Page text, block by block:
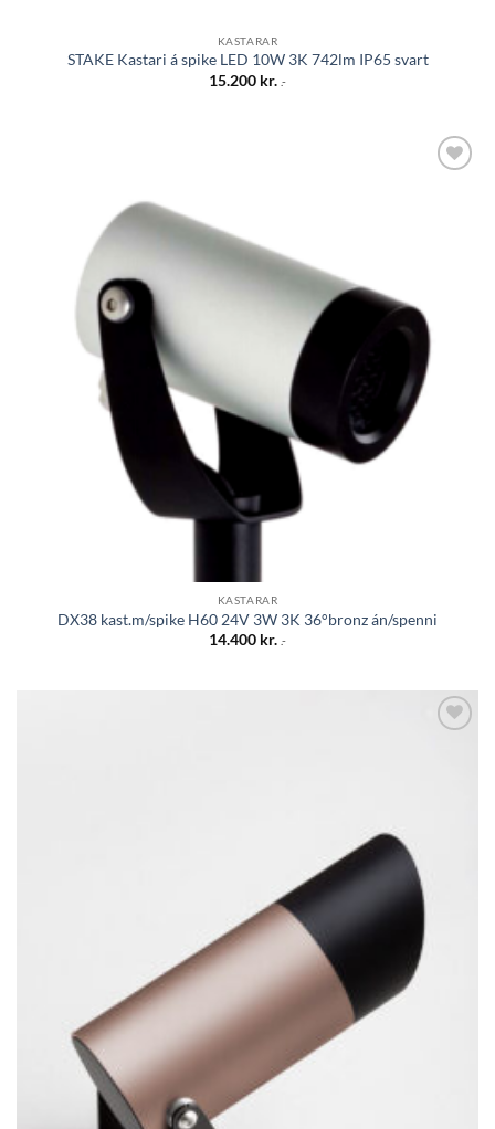
KASTARAR
STAKE Kastari á spike LED 10W 3K 742lm IP65 svart
15.200 kr. .-
KASTARAR
DX38 kast.m/spike H60 24V 3W 3K 36°bronz án/spenni
14.400 kr. .-